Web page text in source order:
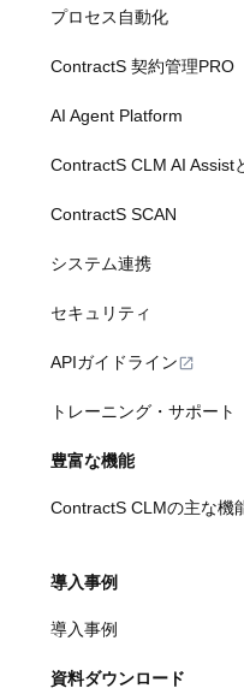
プロセス自動化
ContractS 契約管理PRO
AI Agent Platform
ContractS CLM AI Assist
ContractS SCAN
システム連携
セキュリティ
APIガイドライン
トレーニング・サポート
豊富な機能
ContractS CLMの主な機
導入事例
導入事例
資料ダウンロード